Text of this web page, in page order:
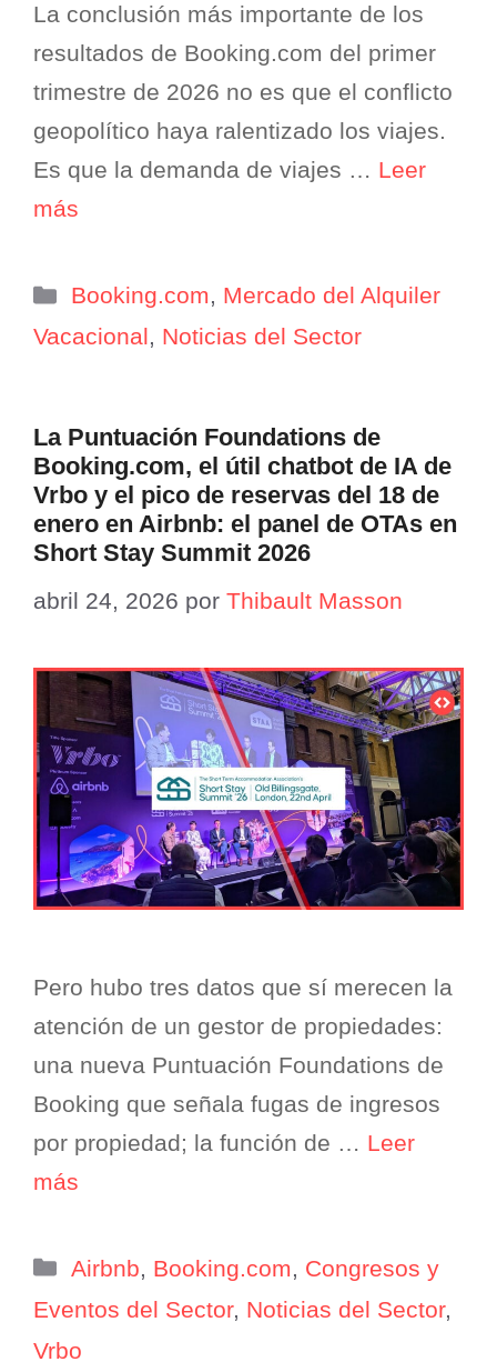
La conclusión más importante de los
resultados de Booking.com del primer
trimestre de 2026 no es que el conflicto
geopolítico haya ralentizado los viajes.
Es que la demanda de viajes … Leer
más
Categorías
Booking.com, Mercado del Alquiler
Vacacional, Noticias del Sector
La Puntuación Foundations de
Booking.com, el útil chatbot de IA de
Vrbo y el pico de reservas del 18 de
enero en Airbnb: el panel de OTAs en
Short Stay Summit 2026
abril 24, 2026 por Thibault Masson
Pero hubo tres datos que sí merecen la
atención de un gestor de propiedades:
una nueva Puntuación Foundations de
Booking que señala fugas de ingresos
por propiedad; la función de … Leer
más
Categorías
Airbnb, Booking.com, Congresos y
Eventos del Sector, Noticias del Sector,
Vrbo